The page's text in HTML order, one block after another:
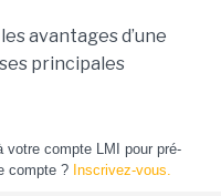
avantages d’une
principales
votre compte LMI pour pré-
compte ? Inscrivez-vous.